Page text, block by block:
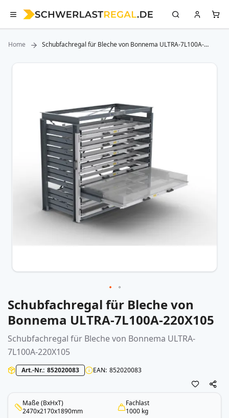
Home
Schubfachregal für Bleche von Bonnema ULTRA-7L100A-
Zum
Zum
Anfang
der
springen
Schubfachregal für Bleche von
Bonnema ULTRA-7L100A-220X105
Schubfachregal für Bleche von Bonnema ULTRA-
7L100A-220X105
Art.-Nr. 852020083 EAN 852020083
Maße (BxHxT)
2470x2170x1890mm
Fachlast
1000 kg